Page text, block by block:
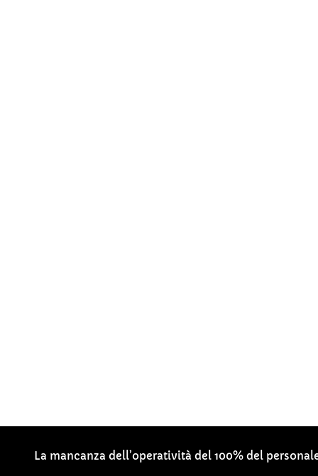
La mancanza dell’operatività del 100% del